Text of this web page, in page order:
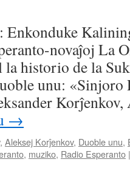
novaĵoj La
historio de la
unu: «Sinjoro
→
, Aleksej Korĵenkov, Duoble unu,
, muziko, Radio Esperanto |